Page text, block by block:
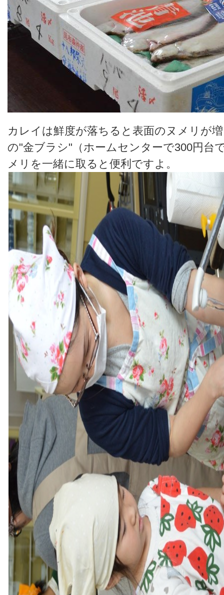
カレイは鮮度が落ちると表面のヌメリが
の"金ブラシ"（ホームセンターで300円台
メリを一緒に取ると便利ですよ。